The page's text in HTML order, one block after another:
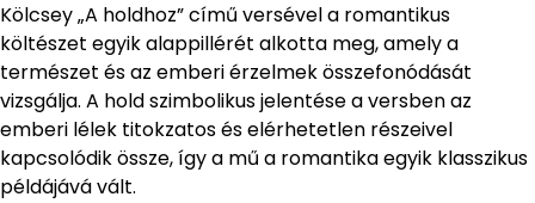
Kölcsey „A holdhoz” című versével a romantikus
költészet egyik alappillérét alkotta meg, amely a
természet és az emberi érzelmek összefonódását
vizsgálja. A hold szimbolikus jelentése a versben az
emberi lélek titokzatos és elérhetetlen részeivel
kapcsolódik össze, így a mű a romantika egyik klasszikus
példájává vált.